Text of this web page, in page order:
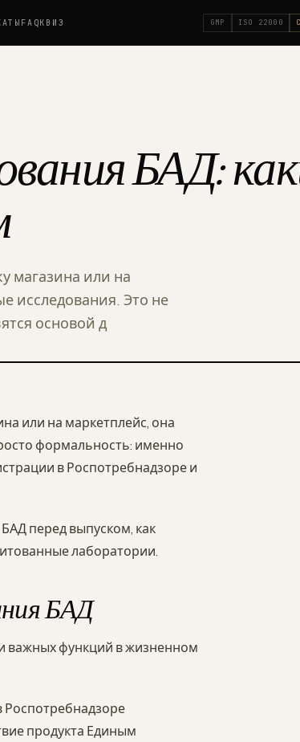
FAQКВИЗ GMP ISO 22000
БАД:
магазина или на
исследования. Это не
основой д
или на маркетплейс, она
формальность: именно
в Роспотребнадзоре и
перед выпуском, как
лаборатории.
БАД
важных функций в жизненном
Роспотребнадзоре
продукта Единым